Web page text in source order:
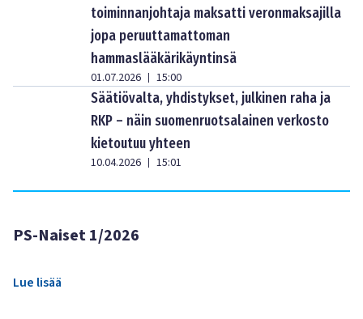
toiminnanjohtaja maksatti veronmaksajilla
jopa peruuttamattoman
hammaslääkärikäyntinsä
01.07.2026 | 15:00
Säätiövalta, yhdistykset, julkinen raha ja
RKP – näin suomenruotsalainen verkosto
kietoutuu yhteen
10.04.2026 | 15:01
PS-Naiset 1/2026
Lue lisää